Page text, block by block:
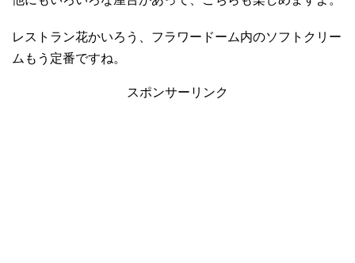
レストラン花かいろう、フラワードーム内のソフトクリー
ムもう定番ですね。
スポンサーリンク